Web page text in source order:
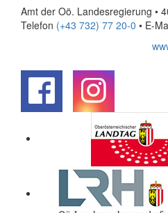
Amt der Oö. Landesregierung •
Telefon (+43 732) 77 20-0 • E-